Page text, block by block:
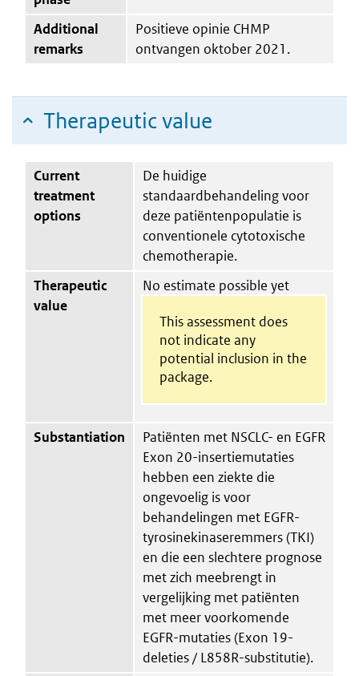
Additional
remarks
Positieve opinie CHMP
ontvangen oktober 2021.
Therapeutic value
Current
treatment
options
De huidige
standaardbehandeling voor
deze patiëntenpopulatie is
conventionele cytotoxische
chemotherapie.
Therapeutic
value
No estimate possible yet
This assessment does
not indicate any
potential inclusion in the
package.
Substantiation
Patiënten met NSCLC- en EGFR
Exon 20-insertiemutaties
hebben een ziekte die
ongevoelig is voor
behandelingen met EGFR-
tyrosinekinaseremmers (TKI)
en die een slechtere prognose
met zich meebrengt in
vergelijking met patiënten
met meer voorkomende
EGFR-mutaties (Exon 19-
deleties / L858R-substitutie).